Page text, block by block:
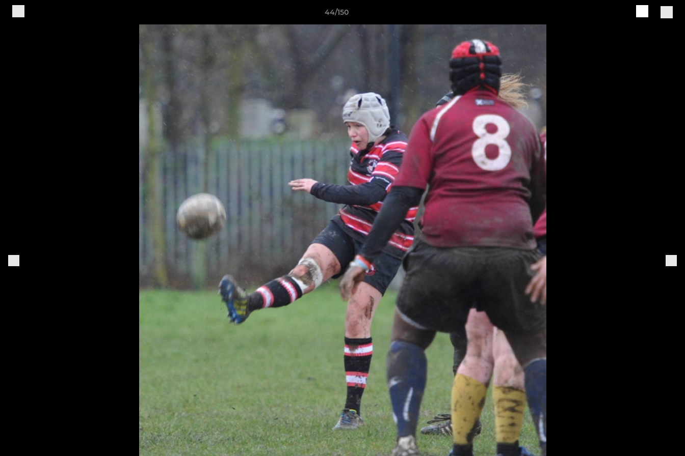
44/150